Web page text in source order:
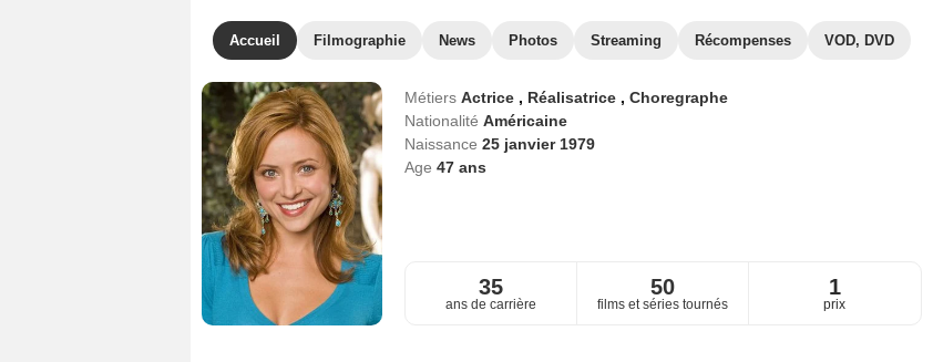
Accueil Filmographie News Photos Streaming Récompenses VOD, DVD
Métiers Actrice , Réalisatrice , Choregraphe
Nationalité Américaine
Naissance 25 janvier 1979
Age 47ans
35
ans de carrière
50
films et séries tournés
1
prix